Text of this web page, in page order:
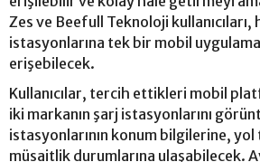
Zes ve Beefull Teknoloji kullanıcıları,
istasyonlarına tek bir mobil
erişebilecek.
Kullanıcılar, tercih ettikleri mobil
iki markanın şarj istasyonlarını
istasyonlarının konum bilgilerine,
müsaitlik durumlarına ulaşabilecek.